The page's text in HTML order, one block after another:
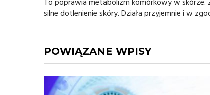
silne dotlenienie skóry. Działa przyjemnie i w
POWIĄZANE WPISY